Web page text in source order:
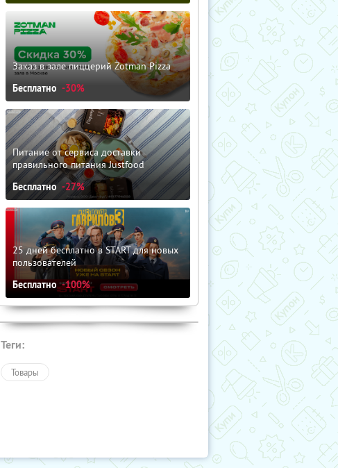
Заказ в зале пиццерий Zotman Pizza
Бесплатно -30%
Питание от сервиса доставки
правильного питания Justfood
Бесплатно -27%
25 дней бесплатно в START для новых
пользователей
Бесплатно -100%
Теги:
Товары